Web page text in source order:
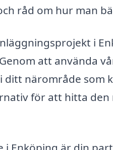
råd om hur man
i
att använda
ditt närområde som
för att hitta